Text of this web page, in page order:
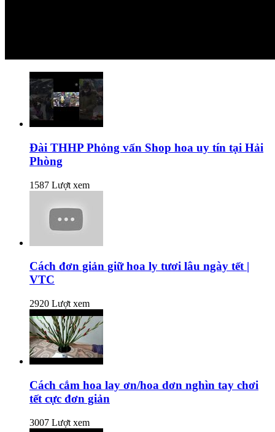
Đài THHP Phỏng vấn Shop hoa uy tín tại Hải
Phòng
1587 Lượt xem
Cách đơn giản giữ hoa ly tươi lâu ngày tết |
VTC
2920 Lượt xem
Cách cắm hoa lay ơn/hoa dơn nghìn tay chơi
tết cực đơn giản
3007 Lượt xem